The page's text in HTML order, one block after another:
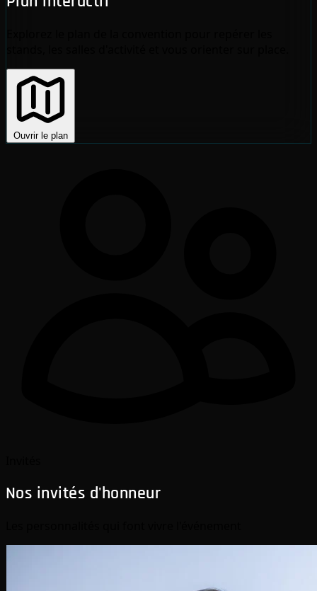
Ouvrir le plan
Nos invités d'honneur